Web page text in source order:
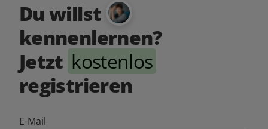
Du willst
kennenlernen?
Jetzt kostenlos
registrieren
E-Mail